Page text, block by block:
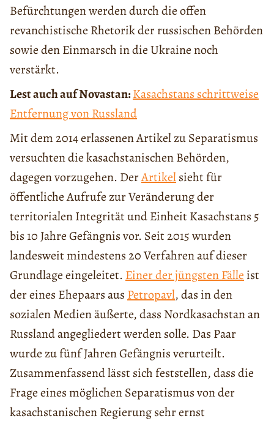
Befürchtungen werden durch die offen
revanchistische Rhetorik der russischen Behörden
sowie den Einmarsch in die Ukraine noch
verstärkt.
Lest auch auf Novastan:Kasachstans schrittweise
Entfernung von Russland
Mit dem 2014 erlassenen Artikel zu Separatismus
versuchten die kasachstanischen Behörden,
dagegen vorzugehen. DerArtikelsieht für
öffentliche Aufrufe zur Veränderung der
territorialen Integrität und Einheit Kasachstans 5
bis 10 Jahre Gefängnis vor. Seit 2015 wurden
landesweit mindestens 20 Verfahren auf dieser
Grundlage eingeleitet. Einer der jüngsten Fälle ist
der eines Ehepaars aus Petropavl, das in den
sozialen Medien äußerte, dass Nordkasachstan an
Russland angegliedert werden solle. Das Paar
wurde zu fünf Jahren Gefängnis verurteilt.
Zusammenfassend lässt sich feststellen, dass die
Frage eines möglichen Separatismus von der
kasachstanischen Regierung sehr ernst